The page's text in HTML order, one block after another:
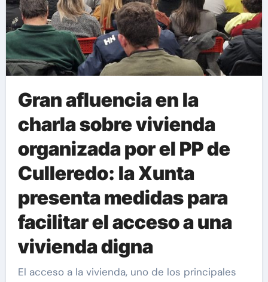
Gran afluencia en la
charla sobre vivienda
organizada por el PP de
Culleredo: la Xunta
presenta medidas para
facilitar el acceso a una
vivienda digna
El acceso a la vivienda, uno de los principales